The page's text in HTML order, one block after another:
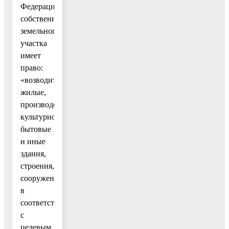
Федерации
собственник
земельного
участка
имеет
право:
«возводить
жилые,
производственные,
культурно-
бытовые
и иные
здания,
строения,
сооружения
в
соответствии
с
целевым